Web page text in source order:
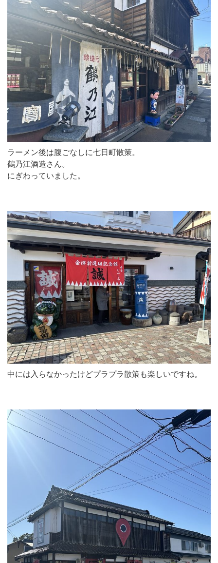
ラーメン後は腹ごなしに七日町散策。
鶴乃江酒造さん。
にぎわっていました。
中には入らなかったけどプラプラ散策も楽しいですね。